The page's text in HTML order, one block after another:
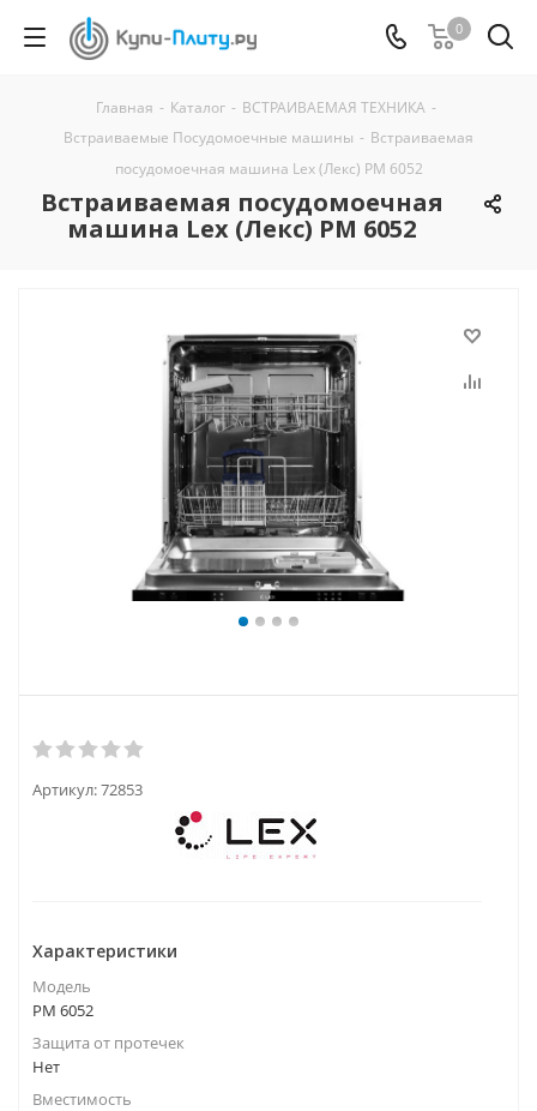
0
Главная - Каталог - ВСТРАИВАЕМАЯ ТЕХНИКА -
Встраиваемые Посудомоечные машины - Встраиваемая
посудомоечная машина Lex (Лекс) PM 6052
Встраиваемая посудомоечная
машина Lex (Лекс) PM 6052
Артикул:72853
Характеристики
Модель
PM 6052
Защита от протечек
Нет
Вместимость